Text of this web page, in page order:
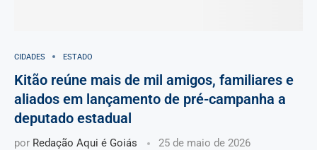
CIDADES ESTADO
Kitão reúne mais de mil amigos, familiares e
aliados em lançamento de pré-campanha a
deputado estadual
por Redação Aqui é Goiás 25 de maio de 2026